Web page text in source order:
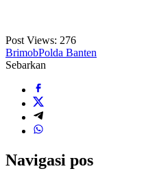
Post Views: 276
BrimobPolda Banten
Sebarkan
Navigasi pos